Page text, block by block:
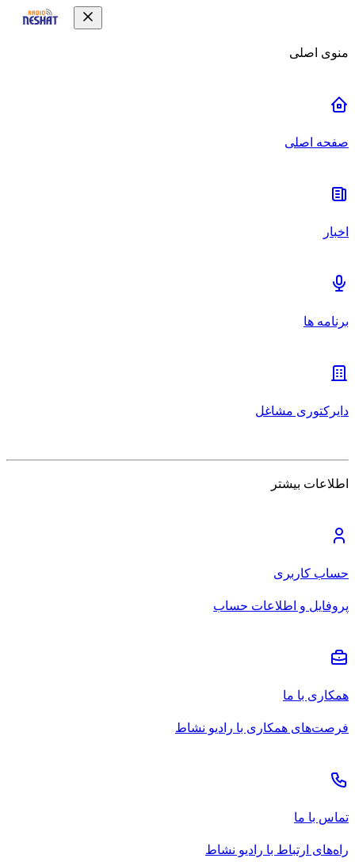
منوی اصلی
صفحه اصلی
اخبار
برنامه ها
دایرکتوری مشاغل
اطلاعات بیشتر
حساب کاربری
پروفایل و اطلاعات حساب
همکاری با ما
فرصت‌های همکاری با رادیو نشاط
تماس با ما
راه‌های ارتباط با رادیو نشاط